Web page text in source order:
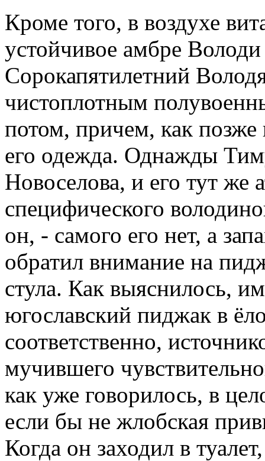
Кроме того, в воздухе
устойчивое амбре
Сорокапятилетний
чистоплотным
потом, причем, как
его одежда. Однажды
Новоселова, и его тут же
специфического
он, - самого его нет, а
обратил внимание на
стула. Как выяснилось,
югославский пиджак в
соответственно,
мучившего
как уже говорилось, в
если бы не жлобская
Когда он заходил в